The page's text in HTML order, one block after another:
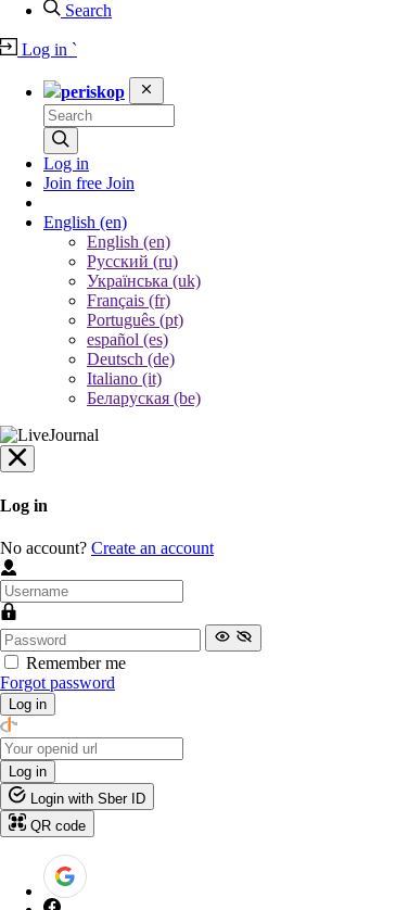
Search
Log in `
periskop
Log in
Join free Join
English (en)
English (en)
Русский (ru)
Українська (uk)
Français (fr)
Português (pt)
español (es)
Deutsch (de)
Italiano (it)
Беларуская (be)
Log in
No account? Create an account
Remember me
Forgot password
Log in
Log in
Login with Sber ID
QR code